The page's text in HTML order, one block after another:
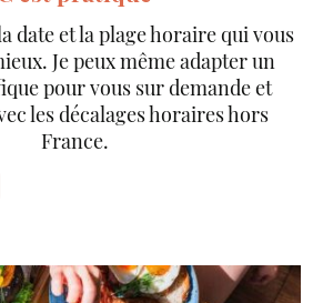
date et la plage horaire qui vous
Je peux même adapter un
pour vous sur demande et
les décalages horaires hors
France.